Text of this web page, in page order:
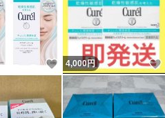
いいね！
4,000円